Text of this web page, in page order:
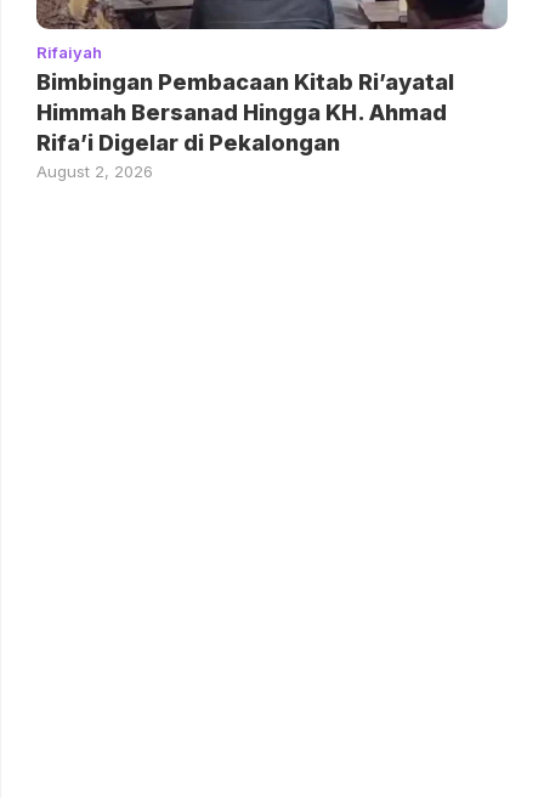
Rifaiyah
Bimbingan Pembacaan Kitab Ri’ayatal
Himmah Bersanad Hingga KH. Ahmad
Rifa’i Digelar di Pekalongan
August 2, 2026